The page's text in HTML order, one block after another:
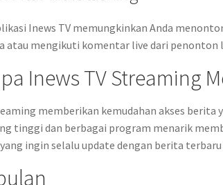
Inews TV memungkinkan Anda
atau mengikuti komentar live dari penonton
Inews TV Streaming
memberikan kemudahan akses
tinggi dan berbagai program menarik
ingin selalu update dengan berita terbaru